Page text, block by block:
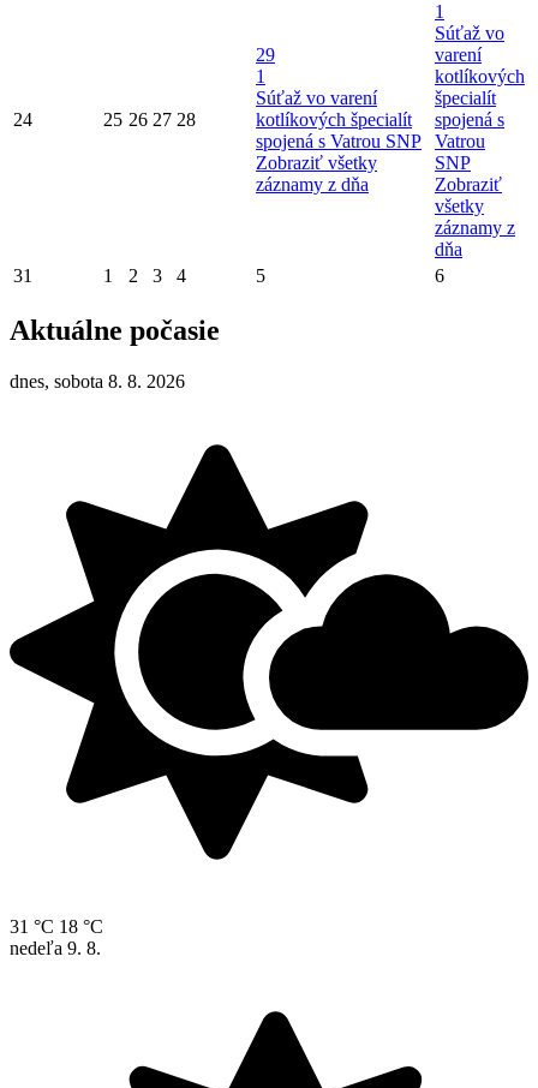
24 25 26 27 28
29
1
Súťaž vo varení
kotlíkových špecialít
spojená s Vatrou SNP
Zobraziť všetky
záznamy z dňa
1
Súťaž vo
varení
kotlíkových
špecialít
spojená s
Vatrou
SNP
Zobraziť
všetky
záznamy z
dňa
31
1 2 3 4 5 6
Aktuálne počasie
dnes, sobota 8. 8. 2026
31 °C 18 °C
nedeľa 9. 8.